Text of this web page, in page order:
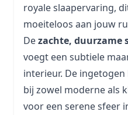
royale slaapervaring,
moeiteloos aan jouw
Dezachte, duurzame
voegt een subtiele
interieur. De
bij zowel moderne als
voor een serene sfeer